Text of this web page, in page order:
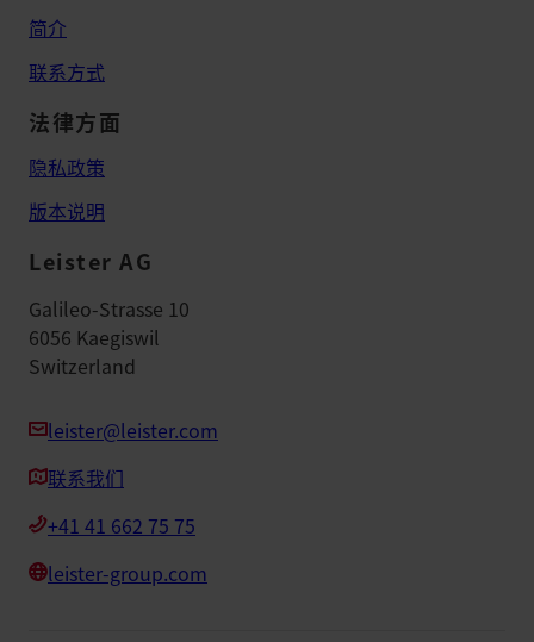
简介
联系方式
法律方面
隐私政策
版本说明
Leister AG
Galileo-Strasse 10
6056 Kaegiswil
Switzerland
leister@leister.com
联系我们
+41 41 662 75 75
leister-group.com